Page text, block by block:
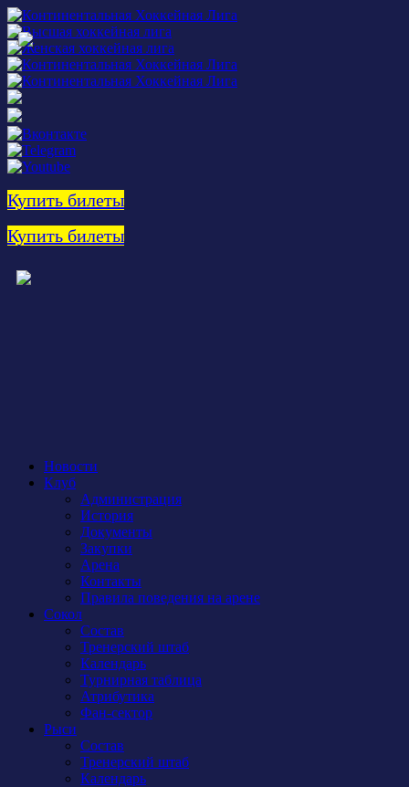
Купить билеты
Купить билеты
Новости
Клуб
Администрация
История
Документы
Закупки
Арена
Контакты
Правила поведения на арене
Сокол
Состав
Тренерский штаб
Календарь
Турнирная таблица
Атрибутика
Фан-сектор
Рыси
Состав
Тренерский штаб
Календарь